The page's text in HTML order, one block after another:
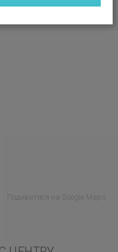
Подивитися на Google Maps